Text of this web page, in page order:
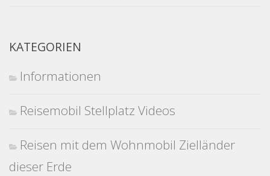
KATEGORIEN
Informationen
Reisemobil Stellplatz Videos
Reisen mit dem Wohnmobil Zielländer
dieser Erde